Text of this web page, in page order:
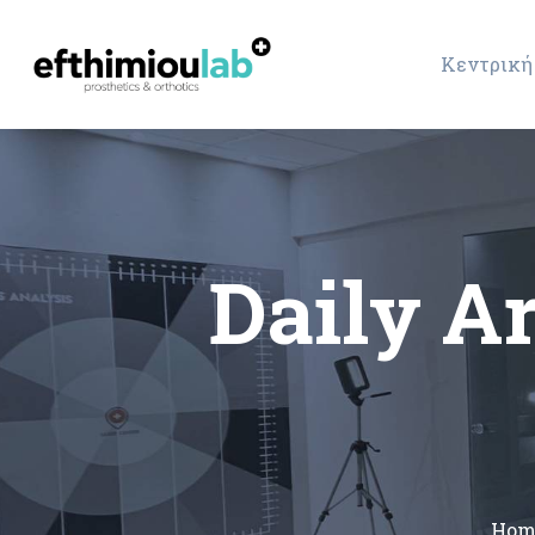
Κεντρική
Daily